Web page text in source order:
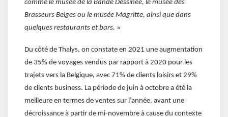
comme le musée de la Bande Dessinée, le musée des
Brasseurs Belges ou le musée Magritte, ainsi que dans
quelques restaurants et bars. »
Du côté de Thalys, on constate en 2021 une augmentation
de 35% de voyages vendus par rapport à 2020 pour les
trajets vers la Belgique, avec 71% de clients loisirs et 29%
de clients business. La période de juin à octobre a été la
meilleure en termes de ventes sur l’année, avant une
décroissance à partir de mi-novembre à cause du contexte